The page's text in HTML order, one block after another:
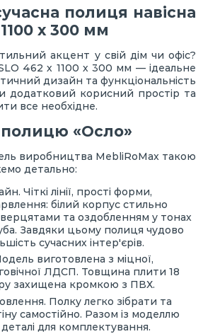
полиця навісна
х 300 мм
акцент у свій дім чи офіс?
462 х 1100 х 300 мм — ідеальне
дизайн та функціональність
додатковий корисний простір та
все необхідне.
«Осло»
виробництва MebliRoMax такою
детально:
Чіткі лінії, прості форми,
білий корпус стильно
та оздобленням у тонах
Завдяки цьому полиця чудово
сучасних інтер'єрів.
виготовлена з міцної,
ЛДСП. Товщина плити 18
захищена кромкою з ПВХ.
Полку легко зібрати та
самостійно. Разом із моделлю
для комплектування.